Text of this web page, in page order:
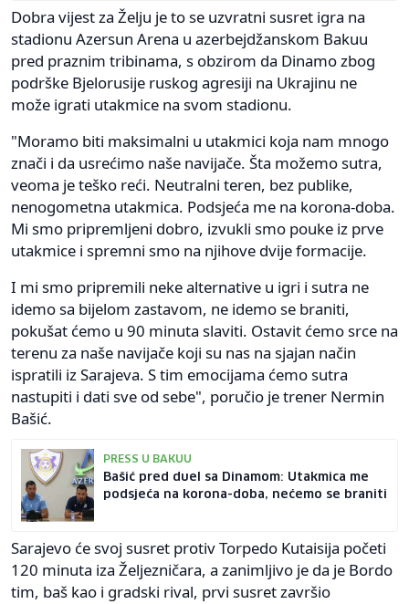
Dobra vijest za Želju je to se uzvratni susret igra na
stadionu Azersun Arena u azerbejdžanskom Bakuu
pred praznim tribinama, s obzirom da Dinamo zbog
podrške Bjelorusije ruskog agresiji na Ukrajinu ne
može igrati utakmice na svom stadionu.
"Moramo biti maksimalni u utakmici koja nam mnogo
znači i da usrećimo naše navijače. Šta možemo sutra,
veoma je teško reći. Neutralni teren, bez publike,
nenogometna utakmica. Podsjeća me na korona-doba.
Mi smo pripremljeni dobro, izvukli smo pouke iz prve
utakmice i spremni smo na njihove dvije formacije.
I mi smo pripremili neke alternative u igri i sutra ne
idemo sa bijelom zastavom, ne idemo se braniti,
pokušat ćemo u 90 minuta slaviti. Ostavit ćemo srce na
terenu za naše navijače koji su nas na sjajan način
ispratili iz Sarajeva. S tim emocijama ćemo sutra
nastupiti i dati sve od sebe", poručio je trener Nermin
Bašić.
PRESS U BAKUU
Bašić pred duel sa Dinamom: Utakmica me
podsjeća na korona-doba, nećemo se braniti
Sarajevo će svoj susret protiv Torpedo Kutaisija početi
120 minuta iza Željezničara, a zanimljivo je da je Bordo
tim, baš kao i gradski rival, prvi susret završio